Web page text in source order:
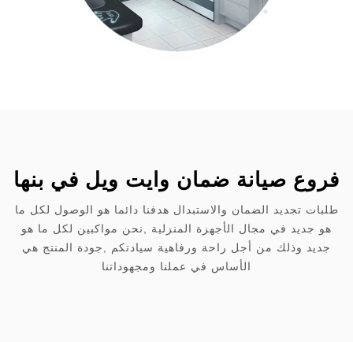
فروع صيانة ضمان وايت ويل في بنها
طلبات تجديد الضمان والاستبدال هدفنا دائما هو الوصول لكل ما
هو جديد في مجال الأجهزة المنزلية ,نحن مواكبين لكل ما هو
جديد وذلك من أجل راحة ورفاهية سيادتكم ,جودة المنتج هي
الأساس في عملنا ومجهوداتنا